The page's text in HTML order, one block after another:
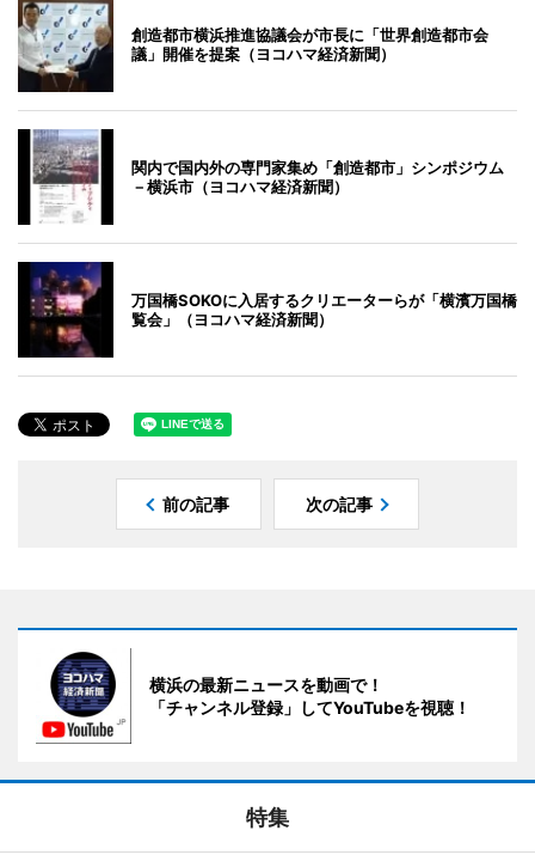
創造都市横浜推進協議会が市長に「世界創造都市会
議」開催を提案（ヨコハマ経済新聞）
関内で国内外の専門家集め「創造都市」シンポジウム
－横浜市（ヨコハマ経済新聞）
万国橋SOKOに入居するクリエーターらが「横濱万国橋
覧会」（ヨコハマ経済新聞）
前の記事 次の記事
横浜の最新ニュースを動画で！
「チャンネル登録」してYouTubeを視聴！
特集